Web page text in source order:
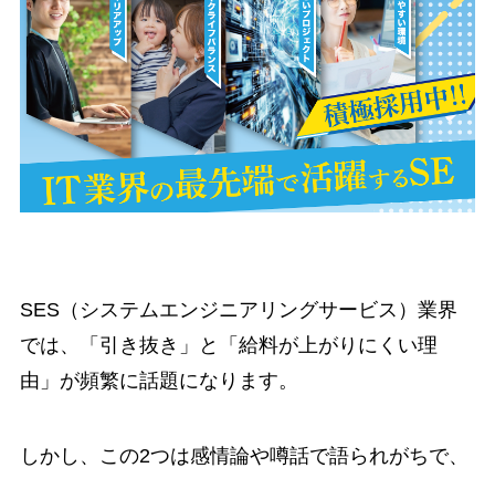
SES（システムエンジニアリングサービス）業界
では、「引き抜き」と「給料が上がりにくい理
由」が頻繁に話題になります。
しかし、この2つは感情論や噂話で語られがちで、